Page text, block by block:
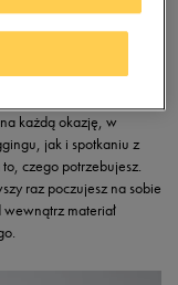
sygnowanych
z kapturem i
crewnecka. Albo bez
Club Fleece
każdą okazję, w
jak i spotkaniu z
czego potrzebujesz.
raz poczujesz na sobie
materiał